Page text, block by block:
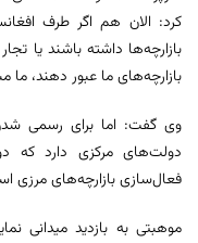
کرد: الان هم اگر طرف
بازارچه‌ها داشته باشند یا
بازارچه‌های ما عبور دهند، ما
دولت‌های مرکزی دارد که
فعال‌سازی بازارچه‌های مرزی
موهبتی به بازدید میدانی